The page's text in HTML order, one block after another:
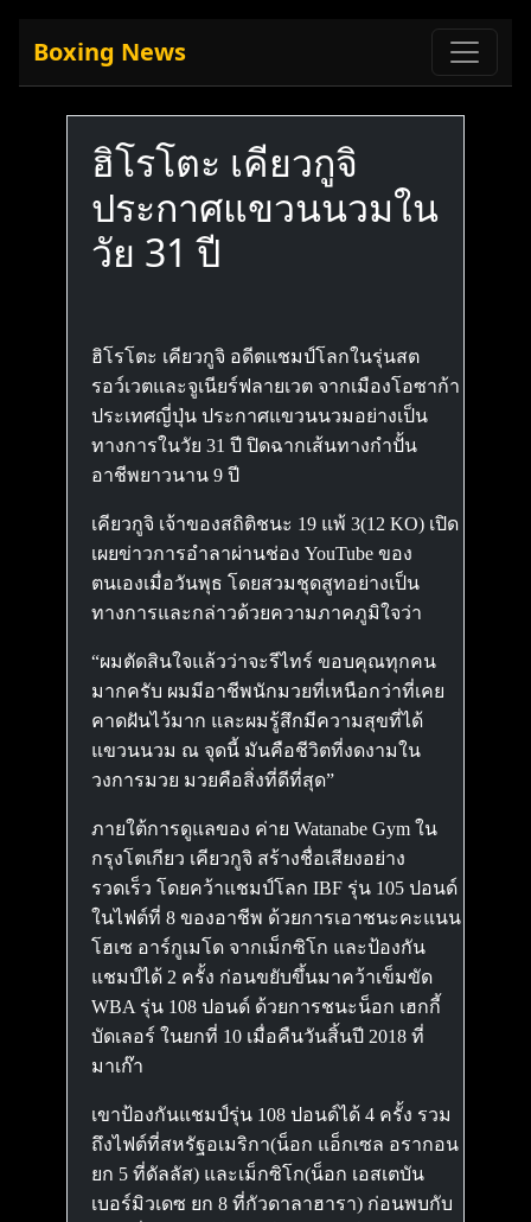
Boxing News
ฮิโรโตะ เคียวกูจิ
ประกาศแขวนนวมใน
วัย 31 ปี
ฮิโรโตะ เคียวกูจิ อดีตแชมป์โลกในรุ่นสต
รอว์เวตและจูเนียร์ฟลายเวต จากเมืองโอซาก้า
ประเทศญี่ปุ่น ประกาศแขวนนวมอย่างเป็น
ทางการในวัย 31 ปี ปิดฉากเส้นทางกำปั้น
อาชีพยาวนาน 9 ปี
เคียวกูจิ เจ้าของสถิติชนะ 19 แพ้ 3(12 KO) เปิด
เผยข่าวการอำลาผ่านช่อง YouTube ของ
ตนเองเมื่อวันพุธ โดยสวมชุดสูทอย่างเป็น
ทางการและกล่าวด้วยความภาคภูมิใจว่า
“ผมตัดสินใจแล้วว่าจะรีไทร์ ขอบคุณทุกคน
มากครับ ผมมีอาชีพนักมวยที่เหนือกว่าที่เคย
คาดฝันไว้มาก และผมรู้สึกมีความสุขที่ได้
แขวนนวม ณ จุดนี้ มันคือชีวิตที่งดงามใน
วงการมวย มวยคือสิ่งที่ดีที่สุด”
ภายใต้การดูแลของ ค่าย Watanabe Gym ใน
กรุงโตเกียว เคียวกูจิ สร้างชื่อเสียงอย่าง
รวดเร็ว โดยคว้าแชมป์โลก IBF รุ่น 105 ปอนด์
ในไฟต์ที่ 8 ของอาชีพ ด้วยการเอาชนะคะแนน
โฮเซ อาร์กูเมโด จากเม็กซิโก และป้องกัน
แชมป์ได้ 2 ครั้ง ก่อนขยับขึ้นมาคว้าเข็มขัด
WBA รุ่น 108 ปอนด์ ด้วยการชนะน็อก เฮกกี้
บัดเลอร์ ในยกที่ 10 เมื่อคืนวันสิ้นปี 2018 ที่
มาเก๊า
เขาป้องกันแชมป์รุ่น 108 ปอนด์ได้ 4 ครั้ง รวม
ถึงไฟต์ที่สหรัฐอเมริกา(น็อก แอ็กเซล อรากอน
ยก 5 ที่ดัลลัส) และเม็กซิโก(น็อก เอสเตบัน
เบอร์มิวเดซ ยก 8 ที่กัวดาลาฮารา) ก่อนพบกับ